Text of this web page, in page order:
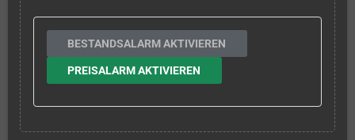
BESTANDSALARM AKTIVIEREN
PREISALARM AKTIVIEREN